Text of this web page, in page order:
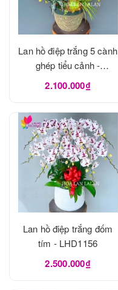
Lan hồ điệp trắng 5 cành
ghép tiểu cảnh -
LHD1162
2.100.000₫
Lan hồ điệp trắng đốm
tím - LHD1156
2.500.000₫